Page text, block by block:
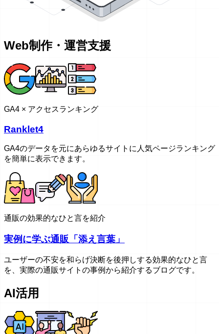
Web制作・運営支援
GA4 × アクセスランキング
Ranklet4
GA4のデータを元にあらゆるサイトに人気ページランキング
を簡単に表示できます。
通販の効果的なひと言を紹介
実例に学ぶ通販「添え言葉」
ユーザーの不安を和らげ決断を後押しする効果的なひと言
を、実際の通販サイトの事例から紹介するブログです。
AI活用